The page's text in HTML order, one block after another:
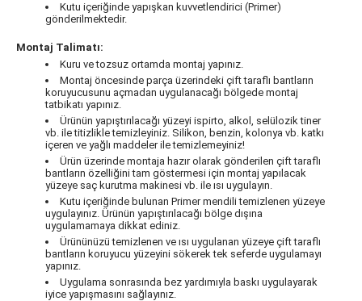
Kutu içeriğinde yapışkan kuvvetlendirici (Primer)
gönderilmektedir.
Montaj Talimatı:
Kuru ve tozsuz ortamda montaj yapınız.
Montaj öncesinde parça üzerindeki çift taraflı bantların
koruyucusunu açmadan uygulanacağı bölgede montaj
tatbikatı yapınız.
Ürünün yapıştırılacağı yüzeyi ispirto, alkol, selülozik tiner
vb. ile titizlikle temizleyiniz. Silikon, benzin, kolonya vb. katkı
içeren ve yağlı maddeler ile temizlemeyiniz!
Ürün üzerinde montaja hazır olarak gönderilen çift taraflı
bantların özelliğini tam göstermesi için montaj yapılacak
yüzeye saç kurutma makinesi vb. ile ısı uygulayın.
Kutu içeriğinde bulunan Primer mendili temizlenen yüzeye
uygulayınız. Ürünün yapıştırılacağı bölge dışına
uygulamamaya dikkat ediniz.
Ürününüzü temizlenen ve ısı uygulanan yüzeye çift taraflı
bantların koruyucu yüzeyini sökerek tek seferde uygulamayı
yapınız.
Uygulama sonrasında bez yardımıyla baskı uygulayarak
iyice yapışmasını sağlayınız.